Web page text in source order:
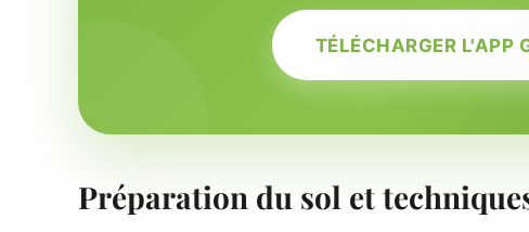
TÉLÉCHARGER L'APP
Préparation du sol et